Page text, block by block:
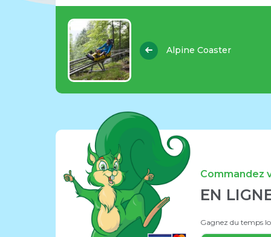
Alpine Coaster
Commandez
EN
Gagnez du temps